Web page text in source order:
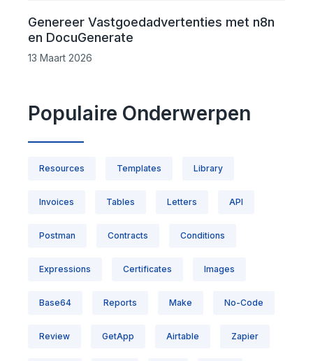
Genereer Vastgoedadvertenties met n8n
en DocuGenerate
13 Maart 2026
Populaire Onderwerpen
Resources Templates Library
Invoices Tables Letters API
Postman Contracts Conditions
Expressions Certificates Images
Base64 Reports Make No-Code
Review GetApp Airtable Zapier